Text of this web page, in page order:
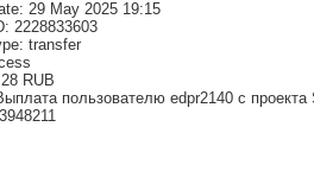
29 May 2025 19:15
2228833603
transfer
RUB
пользователю edpr2140 с проекта